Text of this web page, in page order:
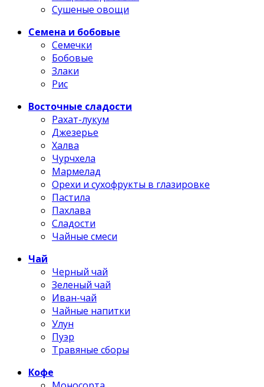
Сушеные овощи
Семена и бобовые
Семечки
Бобовые
Злаки
Рис
Восточные сладости
Рахат-лукум
Джезерье
Халва
Чурчхела
Мармелад
Орехи и сухофрукты в глазировке
Пастила
Пахлава
Сладости
Чайные смеси
Чай
Черный чай
Зеленый чай
Иван-чай
Чайные напитки
Улун
Пуэр
Травяные сборы
Кофе